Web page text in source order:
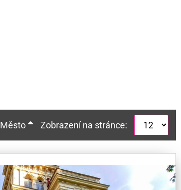
Město Zobrazení na stránce: